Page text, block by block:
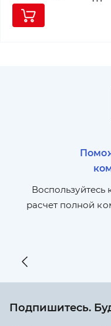
Воспользуйтесь
расчет полной
Подпишитесь.